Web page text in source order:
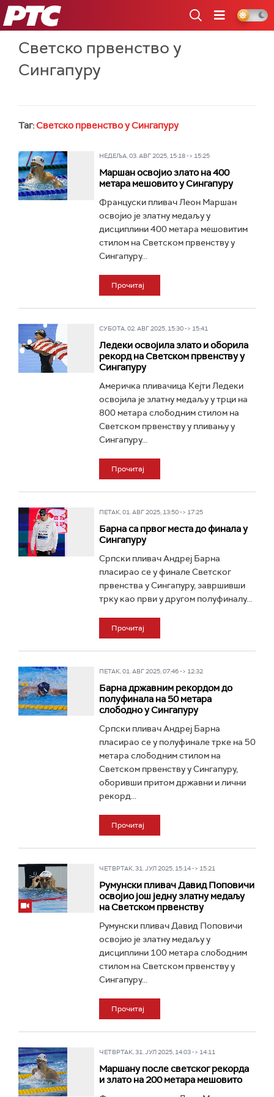
РТС
Светско првенство у
Сингапуру
Таг:Светско првенство у Сингапуру
НЕДЕЉА, 03. АВГ 2025, 15:18 -> 15:25
Маршан освојио злато на 400
метара мешовито у Сингапуру
Француски пливач Леон Маршан
освојио је златну медаљу у
дисциплини 400 метара мешовитим
стилом на Светском првенству у
Сингапуру...
Прочитај
СУБОТА, 02. АВГ 2025, 15:30 -> 15:41
Ледеки освојила злато и оборила
рекорд на Светском првенству у
Сингапуру
Америчка пливачица Кејти Ледеки
освојила је златну медаљу у трци на
800 метара слободним стилом на
Светском првенству у пливању у
Сингапуру...
Прочитај
ПЕТАК, 01. АВГ 2025, 13:50 -> 17:25
Барна са првог места до финала у
Сингапуру
Српски пливач Андреј Барна
пласирао се у финале Светског
првенства у Сингапуру, завршивши
трку као први у другом полуфиналу...
Прочитај
ПЕТАК, 01. АВГ 2025, 07:46 -> 12:32
Барна државним рекордом до
полуфинала на 50 метара
слободно у Сингапуру
Српски пливач Андреј Барна
пласирао се у полуфинале трке на 50
метара слободним стилом на
Светском првенству у Сингапуру,
оборивши притом државни и лични
рекорд...
Прочитај
ЧЕТВРТАК, 31. ЈУЛ 2025, 15:14 -> 15:21
Румунски пливач Давид Поповичи
освојио још једну златну медаљу
на Светском првенству
Румунски пливач Давид Поповичи
освојио је златну медаљу у
дисциплини 100 метара слободним
стилом на Светском првенству у
Сингапуру...
Прочитај
ЧЕТВРТАК, 31. ЈУЛ 2025, 14:03 -> 14:11
Маршану после светског рекорда
и злато на 200 метара мешовито